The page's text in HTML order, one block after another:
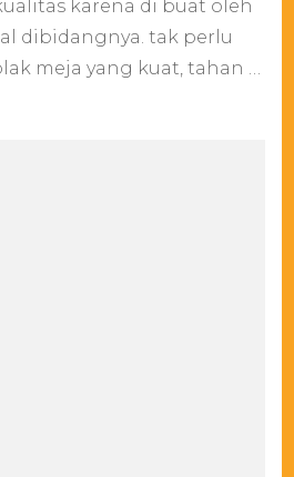
se-
karena di buat oleh
dibidangnya. tak perlu
meja yang kuat, tahan …